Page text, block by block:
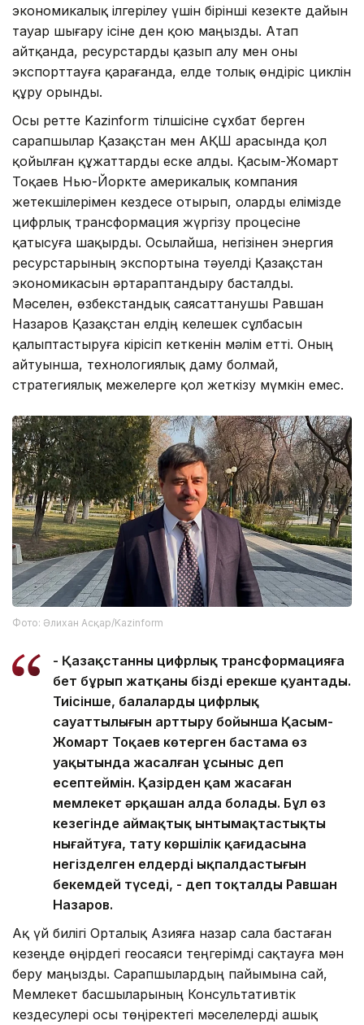
экономикалық ілгерілеу үшін бірінші кезекте дайын
тауар шығару ісіне ден қою маңызды. Атап
айтқанда, ресурстарды қазып алу мен оны
экспорттауға қарағанда, елде толық өндіріс циклін
құру орынды.
Осы ретте Kazinform тілшісіне сұхбат берген
сарапшылар Қазақстан мен АҚШ арасында қол
қойылған құжаттарды еске алды. Қасым-Жомарт
Тоқаев Нью-Йоркте америкалық компания
жетекшілерімен кездесе отырып, оларды елімізде
цифрлық трансформация жүргізу процесіне
қатысуға шақырды. Осылайша, негізінен энергия
ресурстарының экспортына тәуелді Қазақстан
экономикасын әртараптандыру басталды.
Мәселен, өзбекстандық саясаттанушы Равшан
Назаров Қазақстан елдің келешек сұлбасын
қалыптастыруға кірісіп кеткенін мәлім етті. Оның
айтуынша, технологиялық даму болмай,
стратегиялық межелерге қол жеткізу мүмкін емес.
Фото: Әлихан Асқар/Kazinform
- Қазақстанның цифрлық трансформацияға
бет бұрып жатқаны бізді ерекше қуантады.
Тиісінше, балалардың цифрлық
сауаттылығын арттыру бойынша Қасым-
Жомарт Тоқаев көтерген бастама өз
уақытында жасалған ұсыныс деп
есептеймін. Қазірден қам жасаған
мемлекет әрқашан алда болады. Бұл өз
кезегінде аймақтық ынтымақтастықты
нығайтуға, тату көршілік қағидасына
негізделген елдердің ықпалдастығын
бекемдей түседі, - деп тоқталды Равшан
Назаров.
Ақ үй билігі Орталық Азияға назар сала бастаған
кезеңде өңірдегі геосаяси теңгерімді сақтауға мән
беру маңызды. Сарапшылардың пайымына сай,
Мемлекет басшыларының Консультативтік
кездесулері осы төңіректегі мәселелерді ашық